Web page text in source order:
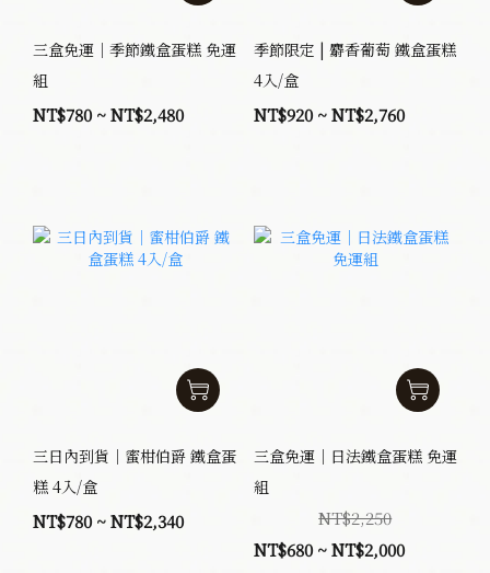
三盒免運｜季節鐵盒蛋糕 免運
組
NT$780 ~ NT$2,480
季節限定 | 麝香葡萄 鐵盒蛋糕
4入/盒
NT$920 ~ NT$2,760
三日內到貨｜蜜柑伯爵 鐵盒蛋
糕 4入/盒
NT$780 ~ NT$2,340
三盒免運｜日法鐵盒蛋糕 免運
組
NT$2,250
NT$680 ~ NT$2,000